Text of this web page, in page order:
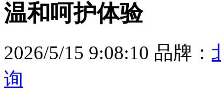
温和呵护体验
2026/5/15 9:08:10 品牌：
询